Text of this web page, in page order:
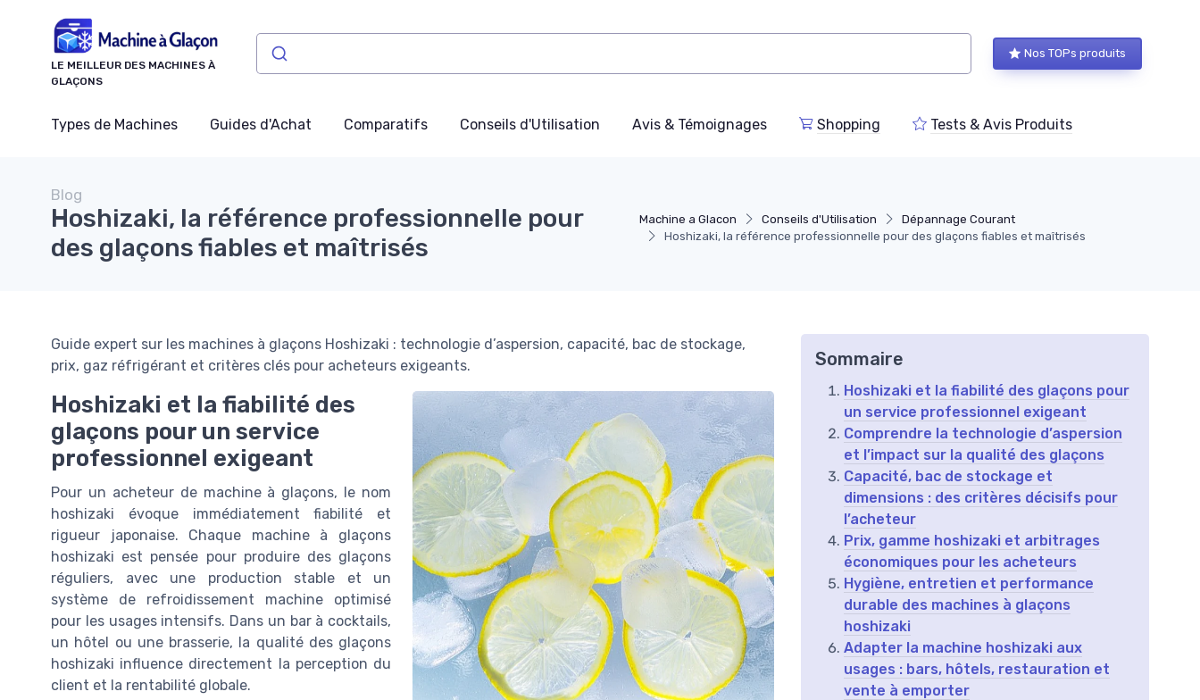
LE MEILLEUR DES MACHINES À
GLAÇONS
Nos TOPs produits
Types de Machines Guides d'Achat Comparatifs Conseils d'Utilisation Avis & Témoignages Shopping Tests & Avis Produits
Machine a Glacon Conseils d'Utilisation
Dépannage Courant
Hoshizaki, la référence professionnelle pour des glaçons fiables et maîtrisés
Blog
Hoshizaki, la référence professionnelle pour
des glaçons fiables et maîtrisés
Guide expert sur les machines à glaçons Hoshizaki : technologie d’aspersion, capacité, bac de stockage,
prix, gaz réfrigérant et critères clés pour acheteurs exigeants.
Hoshizaki et la fiabilité des
glaçons pour un service
professionnel exigeant
Pour un acheteur de machine à glaçons, le nom
hoshizaki évoque immédiatement fiabilité et
rigueur japonaise. Chaque machine à glaçons
hoshizaki est pensée pour produire des glaçons
réguliers, avec une production stable et un
système de refroidissement machine optimisé
pour les usages intensifs. Dans un bar à cocktails,
un hôtel ou une brasserie, la qualité des glaçons
hoshizaki influence directement la perception du
client et la rentabilité globale.
Sommaire
Hoshizaki et la fiabilité des glaçons pour
un service professionnel exigeant
Comprendre la technologie d’aspersion
et l’impact sur la qualité des glaçons
Capacité, bac de stockage et
dimensions : des critères décisifs pour
l’acheteur
Prix, gamme hoshizaki et arbitrages
économiques pour les acheteurs
Hygiène, entretien et performance
durable des machines à glaçons
hoshizaki
Adapter la machine hoshizaki aux
usages : bars, hôtels, restauration et
vente à emporter